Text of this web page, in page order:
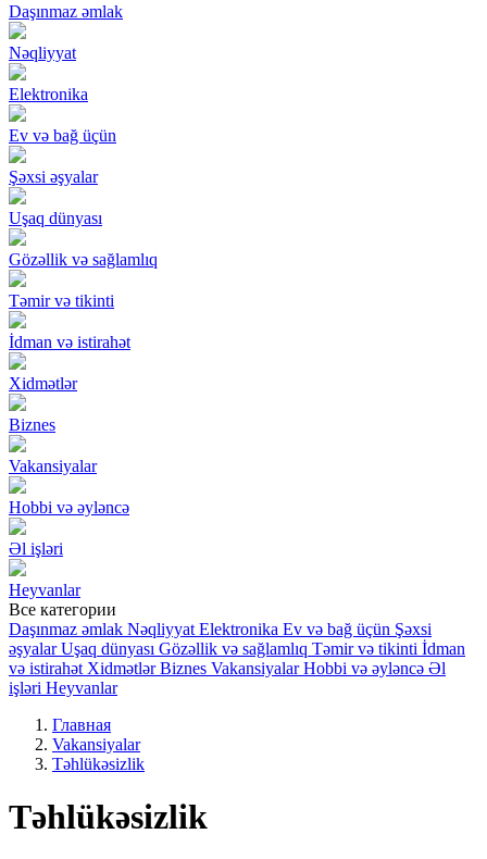
Daşınmaz əmlak
Nəqliyyat
Elektronika
Ev və bağ üçün
Şəxsi əşyalar
Uşaq dünyası
Gözəllik və sağlamlıq
Təmir və tikinti
İdman və istirahət
Xidmətlər
Biznes
Vakansiyalar
Hobbi və əyləncə
Əl işləri
Heyvanlar
Все категории
Daşınmaz əmlak Nəqliyyat Elektronika Ev və bağ üçün Şəxsi
əşyalar Uşaq dünyası Gözəllik və sağlamlıq Təmir və tikinti İdman
və istirahət Xidmətlər Biznes Vakansiyalar Hobbi və əyləncə Əl
işləri Heyvanlar
Главная
Vakansiyalar
Təhlükəsizlik
Təhlükəsizlik